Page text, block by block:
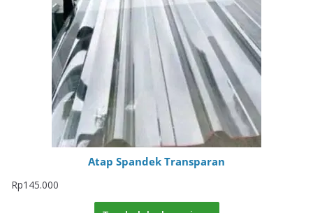
Atap Spandek Transparan
Rp145.000